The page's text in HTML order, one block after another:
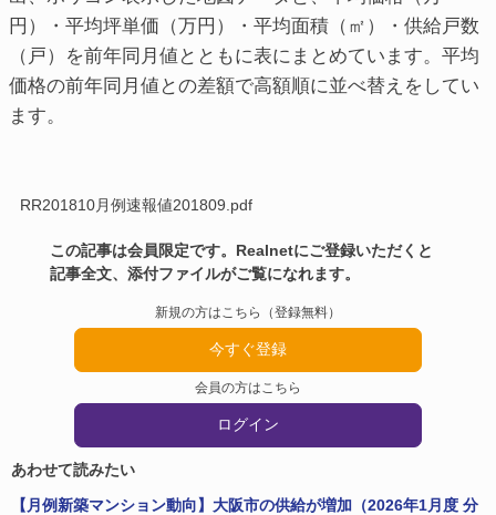
円）・平均坪単価（万円）・平均面積（㎡）・供給戸数
（戸）を前年同月値とともに表にまとめています。平均
価格の前年同月値との差額で高額順に並べ替えをしてい
ます。
RR201810月例速報値201809.pdf
この記事は会員限定です。Realnetにご登録いただくと
記事全文、添付ファイルがご覧になれます。
新規の方はこちら（登録無料）
今すぐ登録
会員の方はこちら
ログイン
あわせて読みたい
【月例新築マンション動向】大阪市の供給が増加（2026年1月度 分